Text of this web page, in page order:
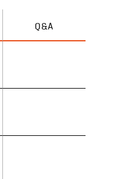
Q&A